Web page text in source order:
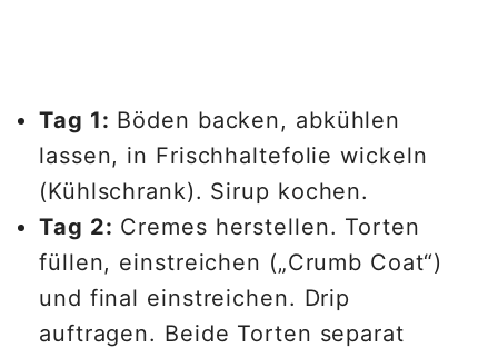
Tag 1: Böden backen, abkühlen
lassen, in Frischhaltefolie wickeln
(Kühlschrank). Sirup kochen.
Tag 2: Cremes herstellen. Torten
füllen, einstreichen („Crumb Coat“)
und final einstreichen. Drip
auftragen. Beide Torten separat